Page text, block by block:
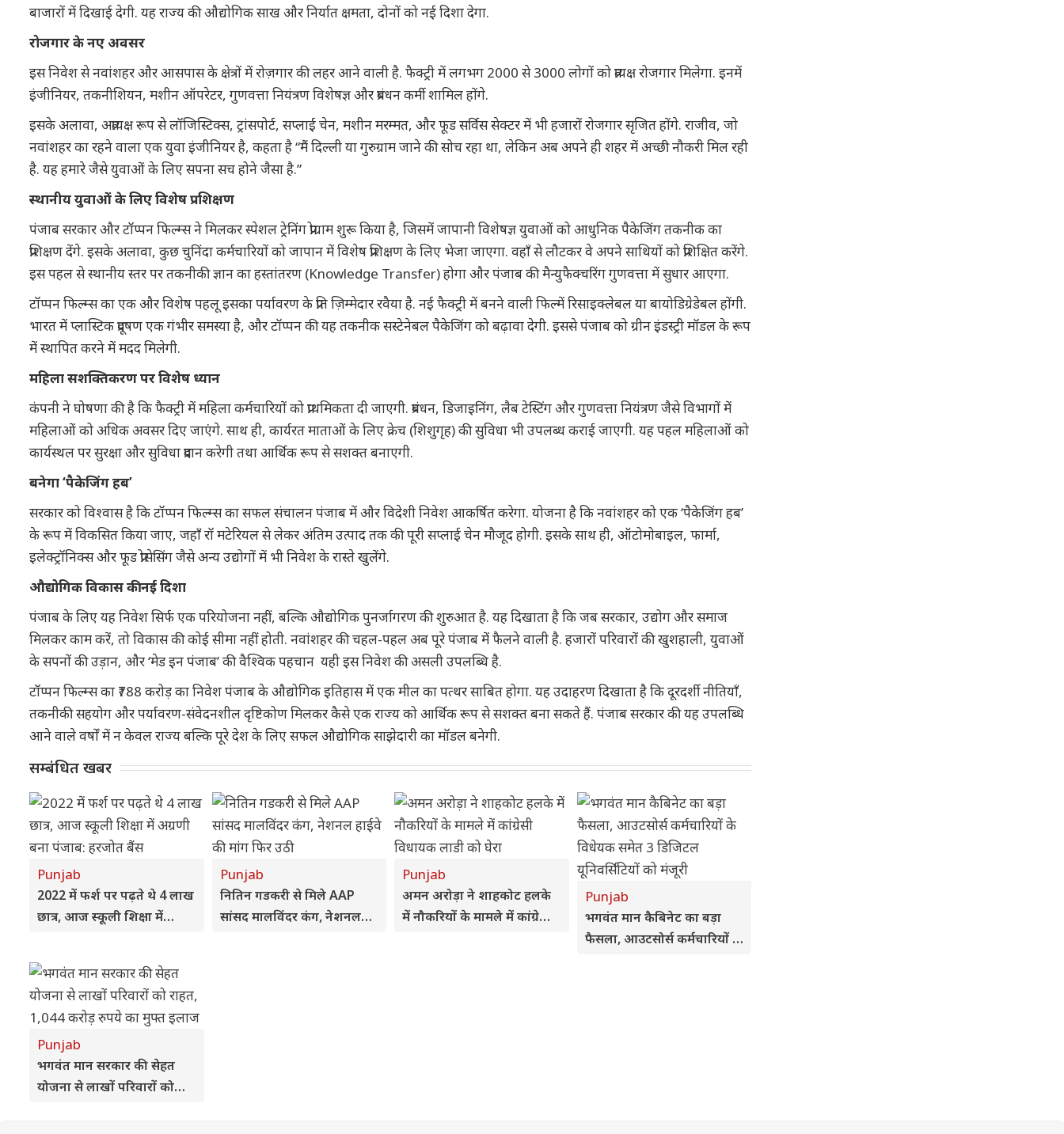
बाजारों में दिखाई देगी. यह राज्य की औद्योगिक साख और निर्यात क्षमता, दोनों को नई दिशा देगा.
रोजगार के नए अवसर
इस निवेश से नवांशहर और आसपास के क्षेत्रों में रोज़गार की लहर आने वाली है. फैक्ट्री में लगभग 2000 से 3000 लोगों को प्रत्यक्ष रोजगार मिलेगा. इनमें
इंजीनियर, तकनीशियन, मशीन ऑपरेटर, गुणवत्ता नियंत्रण विशेषज्ञ और प्रबंधन कर्मी शामिल होंगे.
इसके अलावा, अप्रत्यक्ष रूप से लॉजिस्टिक्स, ट्रांसपोर्ट, सप्लाई चेन, मशीन मरम्मत, और फूड सर्विस सेक्टर में भी हजारों रोजगार सृजित होंगे. राजीव, जो
नवांशहर का रहने वाला एक युवा इंजीनियर है, कहता है “मैं दिल्ली या गुरुग्राम जाने की सोच रहा था, लेकिन अब अपने ही शहर में अच्छी नौकरी मिल रही
है. यह हमारे जैसे युवाओं के लिए सपना सच होने जैसा है.”
स्थानीय युवाओं के लिए विशेष प्रशिक्षण
पंजाब सरकार और टॉप्पन फिल्म्स ने मिलकर स्पेशल ट्रेनिंग प्रोग्राम शुरू किया है, जिसमें जापानी विशेषज्ञ युवाओं को आधुनिक पैकेजिंग तकनीक का
प्रशिक्षण देंगे. इसके अलावा, कुछ चुनिंदा कर्मचारियों को जापान में विशेष प्रशिक्षण के लिए भेजा जाएगा. वहाँ से लौटकर वे अपने साथियों को प्रशिक्षित करेंगे.
इस पहल से स्थानीय स्तर पर तकनीकी ज्ञान का हस्तांतरण (Knowledge Transfer) होगा और पंजाब की मैन्युफैक्चरिंग गुणवत्ता में सुधार आएगा.
टॉप्पन फिल्म्स का एक और विशेष पहलू इसका पर्यावरण के प्रति ज़िम्मेदार रवैया है. नई फैक्ट्री में बनने वाली फिल्में रिसाइक्लेबल या बायोडिग्रेडेबल होंगी.
भारत में प्लास्टिक प्रदूषण एक गंभीर समस्या है, और टॉप्पन की यह तकनीक सस्टेनेबल पैकेजिंग को बढ़ावा देगी. इससे पंजाब को ग्रीन इंडस्ट्री मॉडल के रूप
में स्थापित करने में मदद मिलेगी.
महिला सशक्तिकरण पर विशेष ध्यान
कंपनी ने घोषणा की है कि फैक्ट्री में महिला कर्मचारियों को प्राथमिकता दी जाएगी. प्रबंधन, डिजाइनिंग, लैब टेस्टिंग और गुणवत्ता नियंत्रण जैसे विभागों में
महिलाओं को अधिक अवसर दिए जाएंगे. साथ ही, कार्यरत माताओं के लिए क्रेच (शिशुगृह) की सुविधा भी उपलब्ध कराई जाएगी. यह पहल महिलाओं को
कार्यस्थल पर सुरक्षा और सुविधा प्रदान करेगी तथा आर्थिक रूप से सशक्त बनाएगी.
बनेगा ‘पैकेजिंग हब’
सरकार को विश्वास है कि टॉप्पन फिल्म्स का सफल संचालन पंजाब में और विदेशी निवेश आकर्षित करेगा. योजना है कि नवांशहर को एक ‘पैकेजिंग हब’
के रूप में विकसित किया जाए, जहाँ रॉ मटेरियल से लेकर अंतिम उत्पाद तक की पूरी सप्लाई चेन मौजूद होगी. इसके साथ ही, ऑटोमोबाइल, फार्मा,
इलेक्ट्रॉनिक्स और फूड प्रोसेसिंग जैसे अन्य उद्योगों में भी निवेश के रास्ते खुलेंगे.
औद्योगिक विकास की नई दिशा
पंजाब के लिए यह निवेश सिर्फ एक परियोजना नहीं, बल्कि औद्योगिक पुनर्जागरण की शुरुआत है. यह दिखाता है कि जब सरकार, उद्योग और समाज
मिलकर काम करें, तो विकास की कोई सीमा नहीं होती. नवांशहर की चहल-पहल अब पूरे पंजाब में फैलने वाली है. हजारों परिवारों की खुशहाली, युवाओं
के सपनों की उड़ान, और ‘मेड इन पंजाब’ की वैश्विक पहचान यही इस निवेश की असली उपलब्धि है.
टॉप्पन फिल्म्स का ₹788 करोड़ का निवेश पंजाब के औद्योगिक इतिहास में एक मील का पत्थर साबित होगा. यह उदाहरण दिखाता है कि दूरदर्शी नीतियाँ,
तकनीकी सहयोग और पर्यावरण-संवेदनशील दृष्टिकोण मिलकर कैसे एक राज्य को आर्थिक रूप से सशक्त बना सकते हैं. पंजाब सरकार की यह उपलब्धि
आने वाले वर्षों में न केवल राज्य बल्कि पूरे देश के लिए सफल औद्योगिक साझेदारी का मॉडल बनेगी.
सम्बंधित खबर
Punjab
2022 में फर्श पर पढ़ते थे 4 लाख
छात्र, आज स्कूली शिक्षा में
Punjab
नितिन गडकरी से मिले AAP
सांसद मालविंदर कंग, नेशनल
Punjab
अमन अरोड़ा ने शाहकोट हलके
में नौकरियों के मामले में कांग्रेसी
Punjab
भगवंत मान कैबिनेट का बड़ा
फैसला, आउटसोर्स कर्मचारियों के
Punjab
भगवंत मान सरकार की सेहत
योजना से लाखों परिवारों को